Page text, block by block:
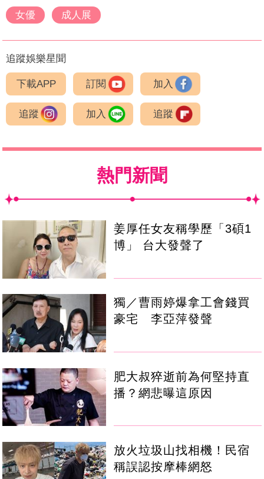
女優 成人展
追蹤娛樂星聞
下載APP 訂閱 加入
追蹤 加入 追蹤
熱門新聞
姜厚任女友稱學歷「3碩1
博」 台大發聲了
獨／曹雨婷爆拿工會錢買
豪宅 李亞萍發聲
肥大叔猝逝前為何堅持直
播？網悲曝這原因
放火垃圾山找相機！民宿
稱誤認按摩棒網怒